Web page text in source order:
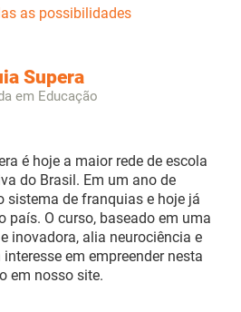
as possibilidades
Supera
em Educação
é hoje a maior rede de escola
do Brasil. Em um ano de
sistema de franquias e hoje já
país. O curso, baseado em uma
inovadora, alia neurociência e
em empreender nesta
em nosso site.